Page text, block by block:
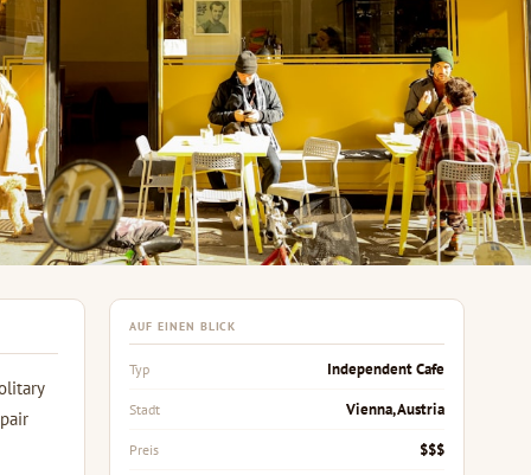
AUF EINEN BLICK
Typ Independent Cafe
Stadt Vienna, Austria
Preis $$$